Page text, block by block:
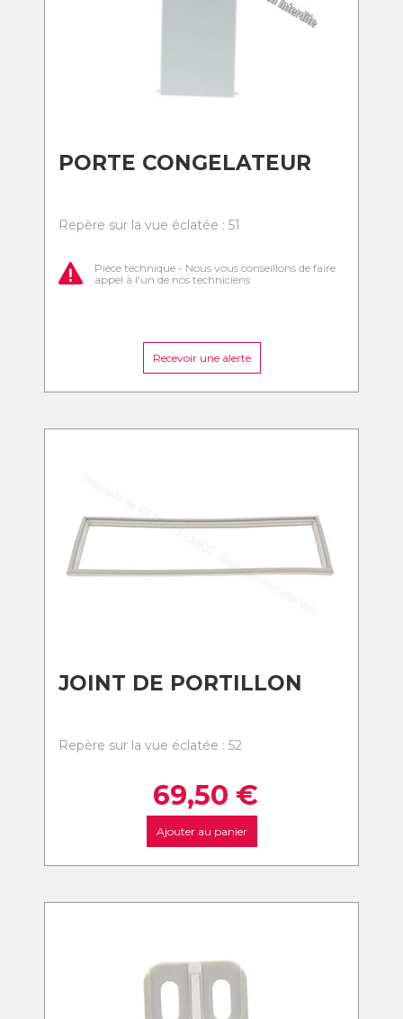
PORTE CONGELATEUR
Repère sur la vue éclatée : 51
Pièce technique - Nous vous conseillons de faire
appel à l'un de nos techniciens
Recevoir une alerte
JOINT DE PORTILLON
Repère sur la vue éclatée : 52
69,50 €
Ajouter au panier